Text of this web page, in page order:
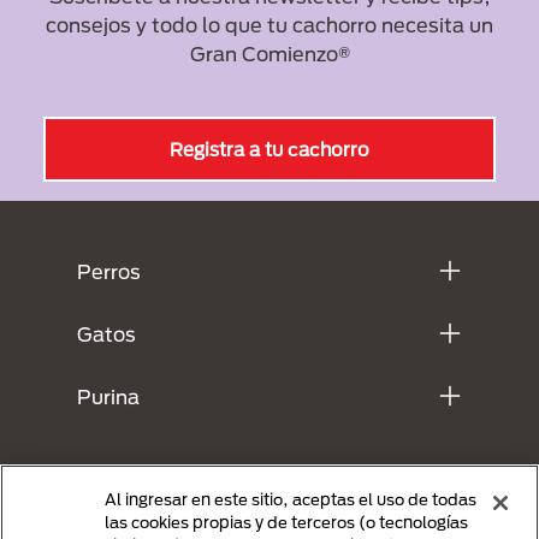
📣Recuerda: consulta todas tus dudas con el
veterinario de tu cachorro.​
consejos y todo lo que tu cachorro necesita un
Gran Comienzo®​
Registra a tu cachorro
Perros
Gatos
Purina
Al ingresar en este sitio, aceptas el uso de todas
las cookies propias y de terceros (o tecnologías